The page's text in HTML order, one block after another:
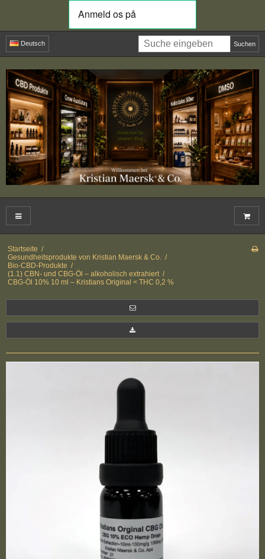
Deutsch Suchen
Startseite /
Gesundheitsprodukte von Kristian Maersk & Co. /
Bio-CBD-Produkte /
(1.1) CBN- und CBG-Öl – alkoholisch extrahiert /
CBG-Öl 10% 10 ml – Kristians Original < THC 0,2 %